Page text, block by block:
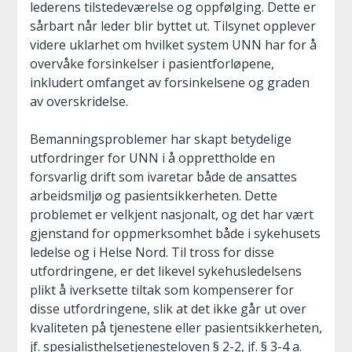
lederens tilstedeværelse og oppfølging. Dette er
sårbart når leder blir byttet ut. Tilsynet opplever
videre uklarhet om hvilket system UNN har for å
overvåke forsinkelser i pasientforløpene,
inkludert omfanget av forsinkelsene og graden
av overskridelse.
Bemanningsproblemer har skapt betydelige
utfordringer for UNN i å opprettholde en
forsvarlig drift som ivaretar både de ansattes
arbeidsmiljø og pasientsikkerheten. Dette
problemet er velkjent nasjonalt, og det har vært
gjenstand for oppmerksomhet både i sykehusets
ledelse og i Helse Nord. Til tross for disse
utfordringene, er det likevel sykehusledelsens
plikt å iverksette tiltak som kompenserer for
disse utfordringene, slik at det ikke går ut over
kvaliteten på tjenestene eller pasientsikkerheten,
jf. spesialisthelsetjenesteloven § 2-2, jf. § 3-4 a.